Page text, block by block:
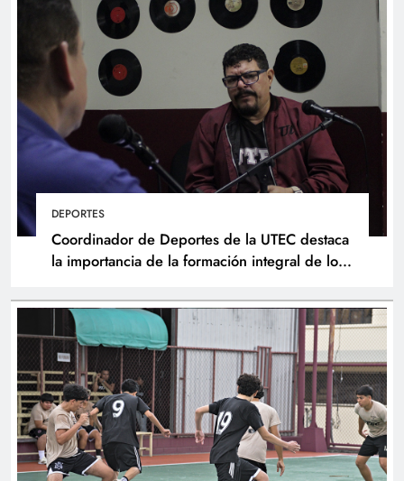
DEPORTES
Coordinador de Deportes de la UTEC destaca
la importancia de la formación integral de los